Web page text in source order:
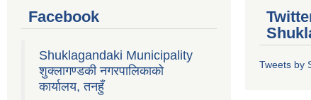
Facebook
Shuklagandaki Municipality
शुक्लागण्डकी नगरपालिकाको
कार्यालय, तनहुँ
Tweets by